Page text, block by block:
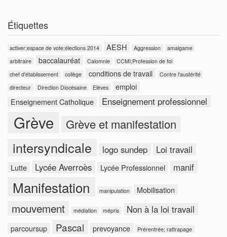
Étiquettes
activer;espace de vote;élections 2014 AESH Aggression
amalgame
arbitraire
baccalauréat Calomnie
CCMI;Profession de foi
chef d'établissement
collège conditions de travail
Contre l'austérité
directeur
Direction Diocésaine Elèves
emploi
Enseignement Catholique
Enseignement professionnel
Grève Grève et manifestation
intersyndicale logo sundep Loi travail
Lutte Lycée Averroès Lycée Professionnel manif
Manifestation manipulation Mobilisation
mouvement médiation mépris Non à la loi travail
parcoursup Pascal prevoyance Prérentrée; rattrapage